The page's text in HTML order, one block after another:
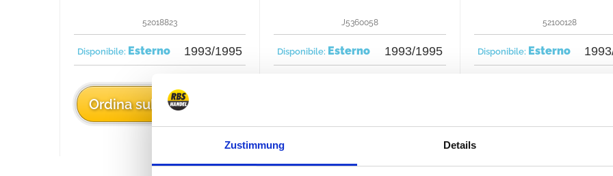
Zustimmung Details
52018823
Disponibile: Esterno 1993/1995
Ordina subito 5,47 €
J5360058
Disponibile: Esterno 1993/1995
52100128
Disponibile: Esterno